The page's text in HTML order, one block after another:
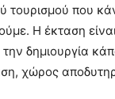
τουρισμού που
Η έκταση
δημιουργία
χώρος